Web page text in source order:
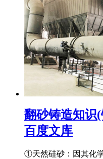
翻砂铸造知识
百度文库
①天然硅砂：因其化